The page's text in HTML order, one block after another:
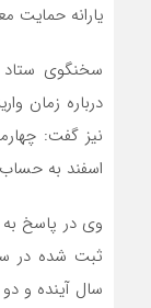
یارانه حمایت
سخنگوی
درباره زمان
نیز گفت:
اسفند به حساب
وی در پاسخ
ثبت شده در
سال آینده و